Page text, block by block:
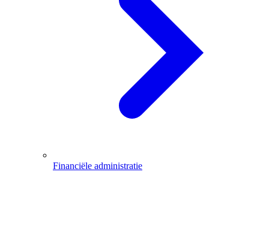
Financiële administratie